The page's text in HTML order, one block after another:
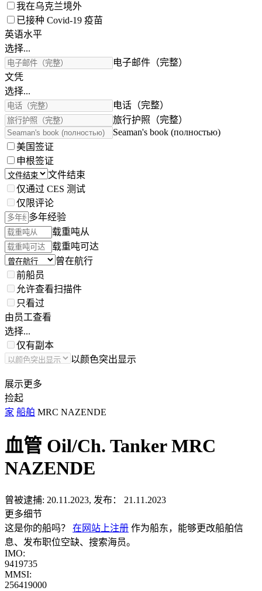
我在乌克兰境外
已接种 Covid-19 疫苗
英语水平
选择...
电子邮件（完整）
文凭
选择...
电话（完整）
旅行护照（完整）
Seaman's book (полностью)
美国签证
申根签证
文件结束
仅通过 CES 测试
仅限评论
多年经验
载重吨从
载重吨可达
曾在航行
前船员
允许查看扫描件
只看过
由员工查看
选择...
仅有副本
以颜色突出显示
展示更多
捡起
家 船舶 MRC NAZENDE
血管 Oil/Ch. TankerMRC
NAZENDE
曾被逮捕: 20.11.2023, 发布： 21.11.2023
更多细节
这是你的船吗？ 在网站上注册 作为船东，能够更改船舶信
息、发布职位空缺、搜索海员。
IMO:
9419735
MMSI:
256419000